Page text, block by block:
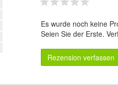
Es wurde noch keine
Seien Sie der Erste.
Rezension verfassen